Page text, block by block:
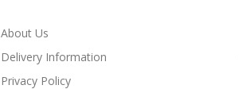
About Us
Delivery Information
Privacy Policy